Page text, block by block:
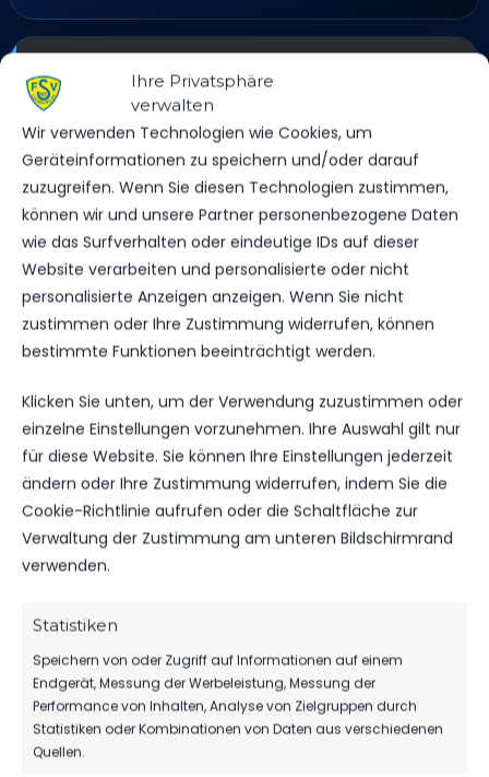
Ihre Privatsphäre
verwalten
Wir verwenden Technologien wie Cookies, um
Geräteinformationen zu speichern und/oder darauf
zuzugreifen. Wenn Sie diesen Technologien zustimmen,
können wir und unsere Partner personenbezogene Daten
wie das Surfverhalten oder eindeutige IDs auf dieser
Website verarbeiten und personalisierte oder nicht
personalisierte Anzeigen anzeigen. Wenn Sie nicht
zustimmen oder Ihre Zustimmung widerrufen, können
bestimmte Funktionen beeinträchtigt werden.
Klicken Sie unten, um der Verwendung zuzustimmen oder
einzelne Einstellungen vorzunehmen. Ihre Auswahl gilt nur
für diese Website. Sie können Ihre Einstellungen jederzeit
ändern oder Ihre Zustimmung widerrufen, indem Sie die
Cookie-Richtlinie aufrufen oder die Schaltfläche zur
Verwaltung der Zustimmung am unteren Bildschirmrand
verwenden.
Statistiken
Speichern von oder Zugriff auf Informationen auf einem
Endgerät, Messung der Werbeleistung, Messung der
Performance von Inhalten, Analyse von Zielgruppen durch
Statistiken oder Kombinationen von Daten aus verschiedenen
Quellen.
ERGEBNIS
MANNSCHAFT TORE SPIELAUSGANG
SG Rot-Weiß Neuenhagen 0 Niederlage
FSV 63 Luckenwalde B-Jugend 3 Sieg
DATUM BEGEGNUNG ERGEBNIS
SA.., 22.
JUNI
11:00
Uhr
FSV 63
Luckenwalde
B-Jugend
Weiß
Neuenhagen
SO.., 10.
SEP.
2023
16:00
Uhr
SG Rot-Weiß
Neuenhagen
vs. FSV 63
Luckenwalde
7:1
Landesliga
B-Jugend
SG Rot-Weiß Neuenhagen
vs FSV 63 Luckenwalde B-
Jugend
10. September 2023
Ähnlicher Beitrag
FSV 63 Luckenwalde B-
Jugend vs SG Rot-Weiß
Neuenhagen